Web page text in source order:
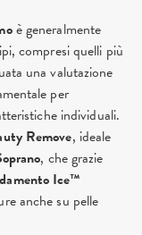
è generalmente
compresi quelli più
una valutazione
per
individuali.
Remove, ideale
, che grazie
Ice™
anche su pelle